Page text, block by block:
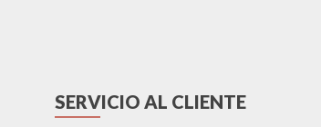
SERVICIO AL CLIENTE